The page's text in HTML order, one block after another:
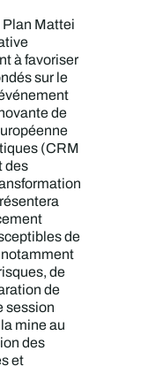
Mattei
à favoriser
sur le
de
(CRM
des
de
de
de
session
mine au
des
et